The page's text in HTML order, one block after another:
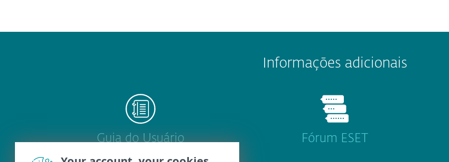
Informações adicionais
Guia do Usuário Fórum ESET